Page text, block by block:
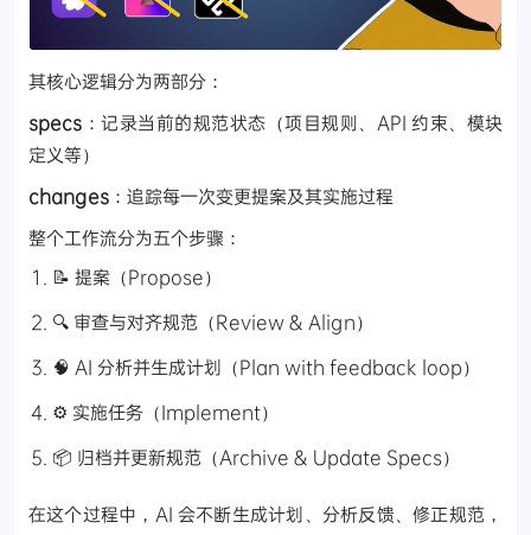
其核心逻辑分为两部分：
specs ：记录当前的规范状态（项目规则、API 约束、模块
定义等）
changes ：追踪每一次变更提案及其实施过程
整个工作流分为五个步骤：
📝 提案（Propose）
🔍 审查与对齐规范（Review & Align）
🧠 AI 分析并生成计划（Plan with feedback loop）
⚙️ 实施任务（Implement）
📦 归档并更新规范（Archive & Update Specs）
在这个过程中，AI 会不断生成计划、分析反馈、修正规范，